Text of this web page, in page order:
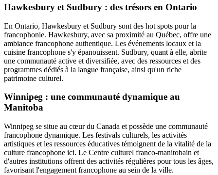
Hawkesbury et Sudbury : des trésors en Ontario
En Ontario, Hawkesbury et Sudbury sont des hot spots pour la
francophonie. Hawkesbury, avec sa proximité au Québec, offre une
ambiance francophone authentique. Les événements locaux et la
cuisine francophone s'y épanouissent. Sudbury, quant à elle, abrite
une communauté active et diversifiée, avec des ressources et des
programmes dédiés à la langue française, ainsi qu'un riche
patrimoine culturel.
Winnipeg : une communauté dynamique au
Manitoba
Winnipeg se situe au cœur du Canada et possède une communauté
francophone dynamique. Les festivals culturels, les activités
artistiques et les ressources éducatives témoignent de la vitalité de la
culture francophone ici. Le Centre culturel franco-manitobain et
d'autres institutions offrent des activités régulières pour tous les âges,
favorisant l'engagement francophone au sein de la ville.